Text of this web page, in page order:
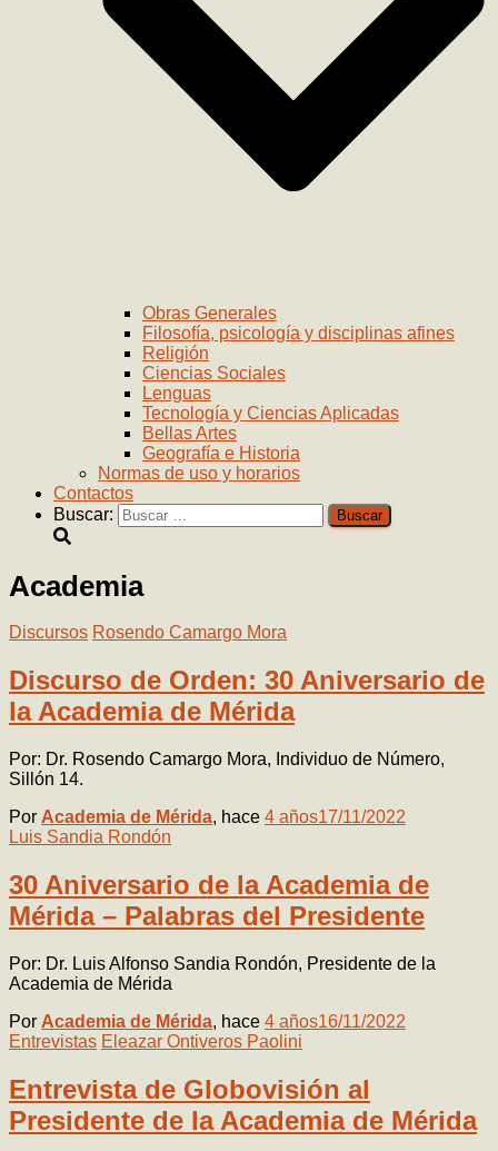
Obras Generales
Filosofía, psicología y disciplinas afines
Religión
Ciencias Sociales
Lenguas
Tecnología y Ciencias Aplicadas
Bellas Artes
Geografía e Historia
Normas de uso y horarios
Contactos
Buscar:
Academia
Discursos Rosendo Camargo Mora
Discurso de Orden: 30 Aniversario de
la Academia de Mérida
Por: Dr. Rosendo Camargo Mora, Individuo de Número,
Sillón 14.
Por Academia de Mérida, hace 4 años17/11/2022
Luis Sandia Rondón
30 Aniversario de la Academia de
Mérida – Palabras del Presidente
Por: Dr. Luis Alfonso Sandia Rondón, Presidente de la
Academia de Mérida
Por Academia de Mérida, hace 4 años16/11/2022
Entrevistas Eleazar Ontiveros Paolini
Entrevista de Globovisión al
Presidente de la Academia de Mérida